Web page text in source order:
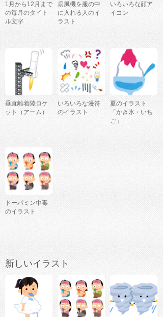
1月から12月まで
の毎月のタイト
ル文字
扇風機を服の中
に入れる人のイ
ラスト
いろいろな顔ア
イコン
垂直離着陸ロケ
ット（アーム）
いろいろな漫符
のイラスト
夏のイラスト
「かき氷・いち
ご」
ドーパミン中毒
のイラスト
新しいイラスト